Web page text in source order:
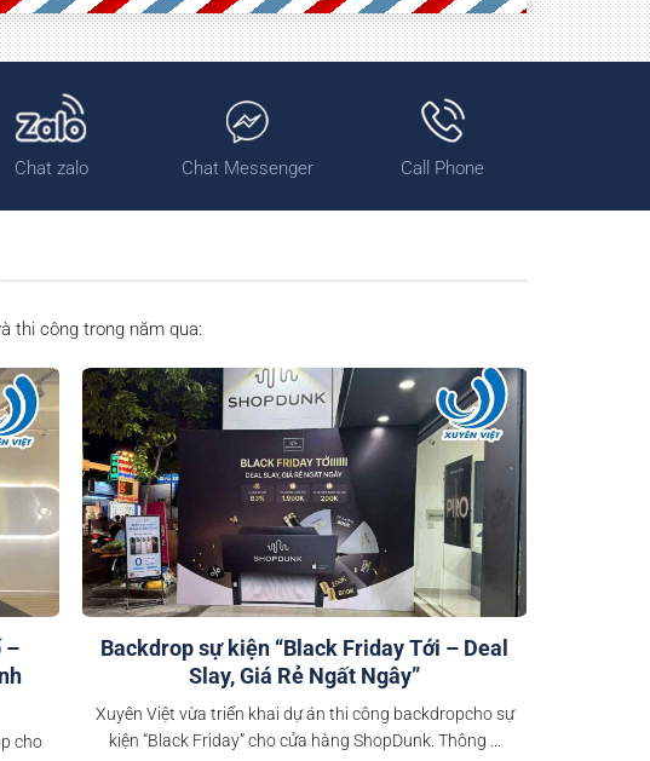
Chat zalo Chat Messenger Call Phone
thi công trong năm qua:
–
cho
Backdrop sự kiện “Black Friday Tới – Deal
Slay, Giá Rẻ Ngất Ngây”
Xuyên Việt vừa triển khai dự án thi công backdropcho sự
kiện “Black Friday” cho cửa hàng ShopDunk. Thông ...